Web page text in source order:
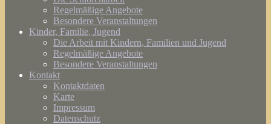
Regelmäßige Angebote
Besondere Veranstaltungen
Kinder, Familie, Jugend
Die Arbeit mit Kindern, Familien und Jugend
Regelmäßige Angebote
Besondere Veranstaltungen
Kontakt
Kontaktdaten
Karte
Impressum
Datenschutz